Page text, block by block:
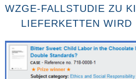
WZGE-FALLSTUDIE ZU
LIEFERKETTEN WIRD